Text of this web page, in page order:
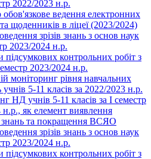
2022/2023 н.р.
ведення електронних
щоденників в ліцеї (2023/2024)
зрізів знань з основ наук
2023/2024 н.р.
підсумкових контрольних робіт з
2023/2024 н.р.
моніторинг рівня навчальних
учнів 5-11 класів за 2022/2023 н.р.
НД учнів 5-11 класів за І семестр
н.р., як елемент виявлення
знань та покращення ВСЯО
зрізів знань з основ наук
2023/2024 н.р.
підсумкових контрольних робіт з